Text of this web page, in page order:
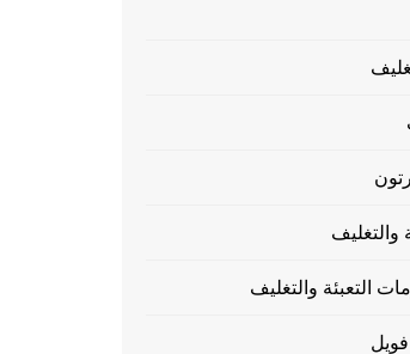
والتغليف
التعبئة والتغليف